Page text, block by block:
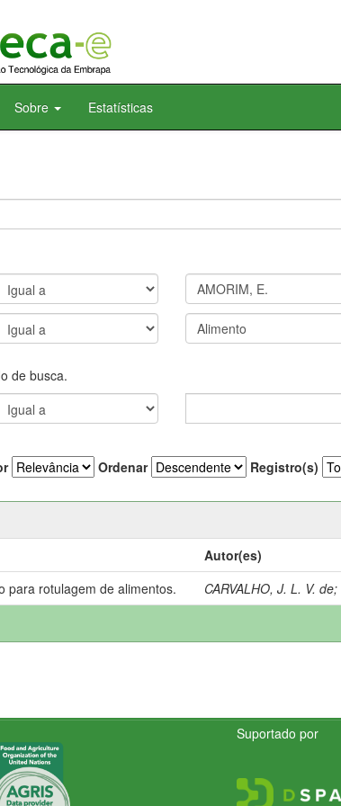
Sobre Estatísticas
de busca.
Ordenar Registro(s)
Autor(es)
para rotulagem de alimentos. CARVALHO, J. L. V. de;
Suportado por